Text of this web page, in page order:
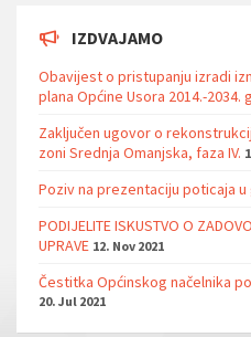
IZDVAJAMO
Obavijest o pristupanju izradi
plana Općine Usora 2014.-2034.
Zaključen ugovor o
zoni Srednja Omanjska, faza IV.
Poziv na prezentaciju poticaja
PODIJELITE ISKUSTVO O
UPRAVE 12. Nov 2021
Čestitka Općinskog načelnika
20. Jul 2021